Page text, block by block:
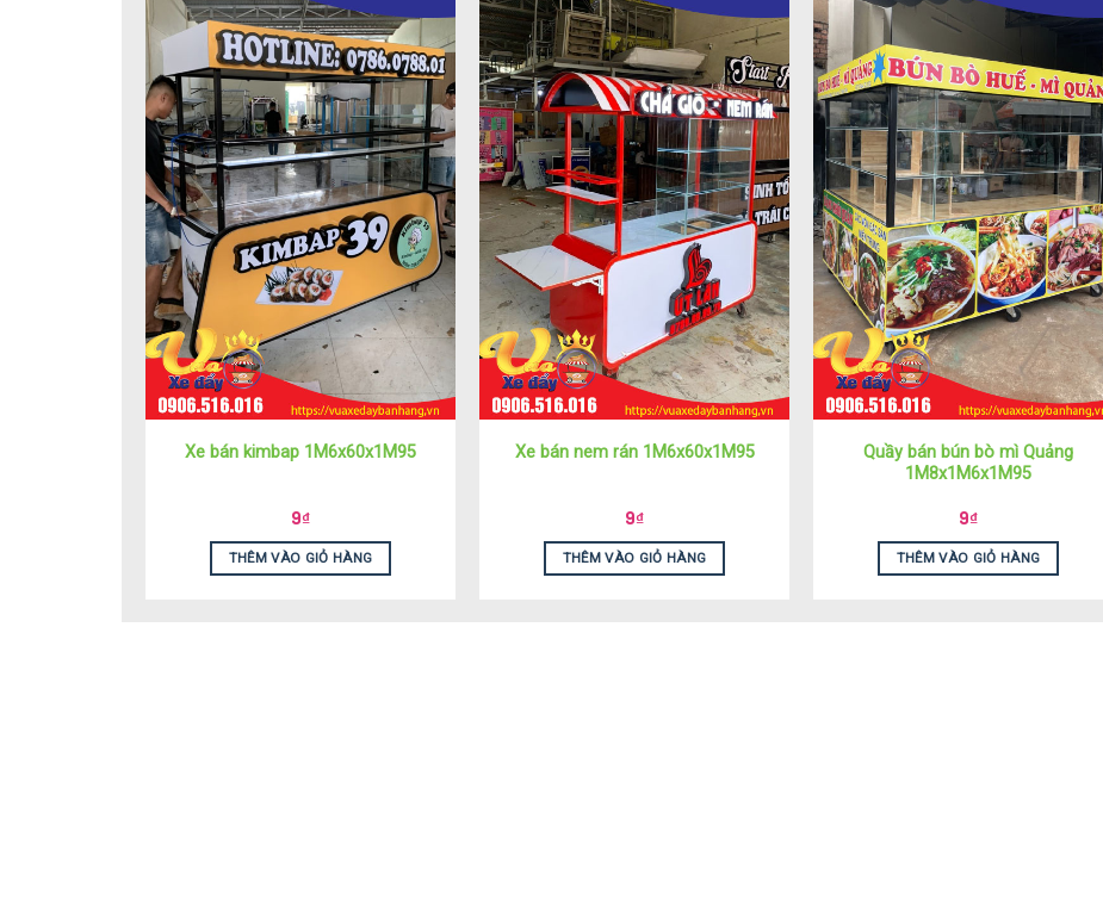
Xe bán kimbap 1M6x60x1M95
9₫
THÊM VÀO GIỎ HÀNG
Xe bán nem rán 1M6x60x1M95
9₫
THÊM VÀO GIỎ HÀNG
Quầy bán bún bò mì Quảng
1M8x1M6x1M95
9₫
THÊM VÀO GIỎ HÀNG